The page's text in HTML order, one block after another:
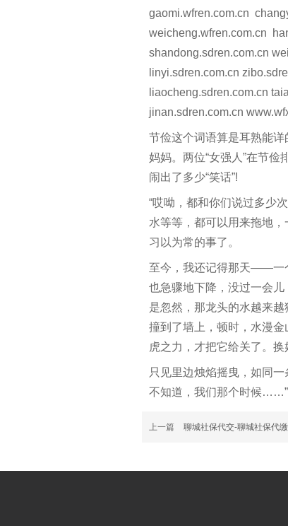
gaomi.wfren.com.cn
weicheng.wfren.com.cn
shandong.sdren.com.cn
linyi.sdren.com.cn
liaocheng.sdren.com.cn
jinan.sdren.com.cn
节俭这个词语算是耳熟能
妈妈。两位“女强人”在节
闹出了多少“笑话”!
“哎呦，都和你们说过多少
水等等，都可以用来拖地
习以为常的事了。
至今，我还记得那天——一
也急骤地下降，没过一会
是忽然，那龙头的水越来
撞到了墙上，顿时，水漫金
虎之力，才把它给关了。
只见里边烛焰摇曳，如同
不知道，我们那个时候……”
上一篇 聊城社保代交-聊城社保代